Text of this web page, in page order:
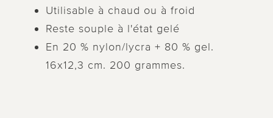
Utilisable à chaud ou à froid
Reste souple à l'état gelé
En 20 % nylon/lycra + 80 % gel.
16x12,3 cm. 200 grammes.